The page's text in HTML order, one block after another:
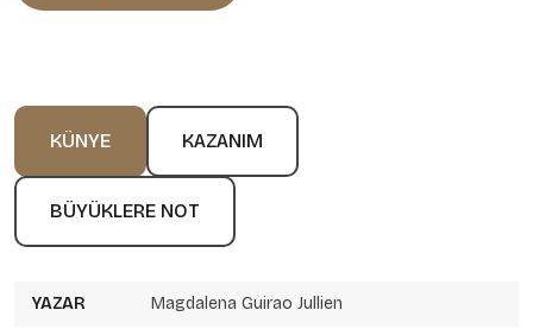
KÜNYE KAZANIM
BÜYÜKLERE NOT
YAZAR Magdalena Guirao Jullien